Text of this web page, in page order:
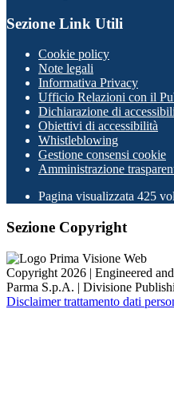
Sezione Link Utili
Cookie policy
Note legali
Informativa Privacy
Ufficio Relazioni con il
Dichiarazione di
Obiettivi di accessibilità
Whistleblowing
Gestione consensi cookie
Amministrazione
Pagina visualizzata 425
Sezione Copyright
Copyright 2026 | Engineered
Parma S.p.A. | Divisione
Disclaimer trattamento dati